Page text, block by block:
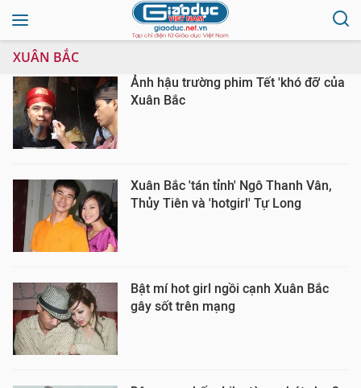
XUÂN BẮC
Ảnh hậu trường phim Tết 'khó đỡ' của
Xuân Bắc
Xuân Bắc 'tán tỉnh' Ngô Thanh Vân,
Thủy Tiên và 'hotgirl' Tự Long
Bật mí hot girl ngồi cạnh Xuân Bắc
gây sốt trên mạng